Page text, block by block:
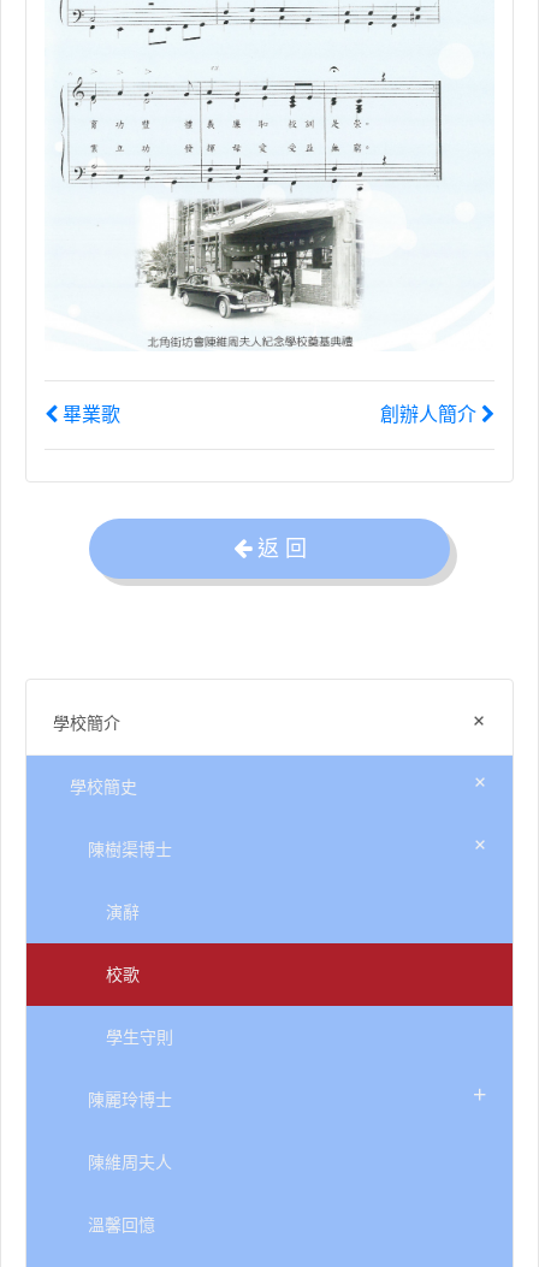
學校簡介 +
學校簡史 +
陳樹渠博士 +
演辭
校歌
學生守則
陳麗玲博士 +
陳維周夫人
溫馨回憶
畢業歌 創辦人簡介
返 回